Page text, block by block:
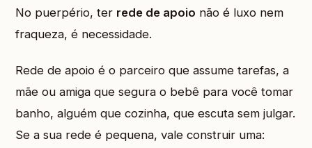
No puerpério, ter rede de apoio não é luxo nem
fraqueza, é necessidade.
Rede de apoio é o parceiro que assume tarefas, a
mãe ou amiga que segura o bebê para você tomar
banho, alguém que cozinha, que escuta sem julgar.
Se a sua rede é pequena, vale construir uma: